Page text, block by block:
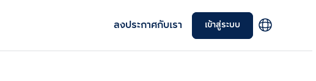
ลงประกาศกับเรา เข้าสู่ระบบ